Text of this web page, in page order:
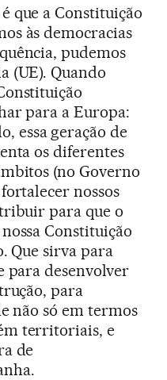
que a Constituição
às democracias
pudemos
(UE). Quando
para a Europa:
essa geração de
os diferentes
(no Governo
nossos
para que o
Constituição
Que sirva para
para desenvolver
para
não só em termos
territoriais, e
de